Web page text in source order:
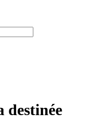
destinée